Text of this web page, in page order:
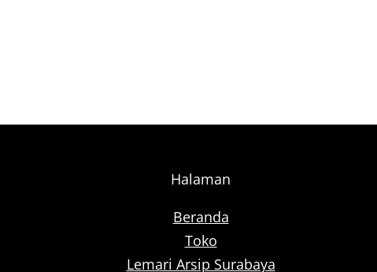
Halaman
Beranda
Toko
Lemari Arsip Surabaya